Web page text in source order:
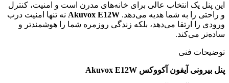
این پنل یک انتخاب عالی برای خانه‌های مدرن است و امنیت، کنترل
و راحتی را به شما هدیه می‌دهد. Akuvox E12W نه تنها امنیت درب
ورودی را ارتقا می‌دهد، بلکه زندگی روزمره شما را هوشمندتر و
ساده‌تر می‌کند.
توضیحات فنی
پنل بیرونی آیفون آکووکس Akuvox E12W